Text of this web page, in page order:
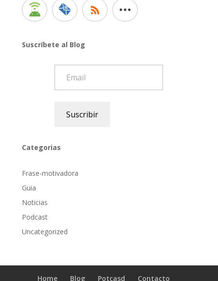
Suscríbete al Blog
Suscribir
Categorias
Frase-motivadora
Guia
Noticias
Podcast
Uncategorized
Home Blog Potcasd Contacto